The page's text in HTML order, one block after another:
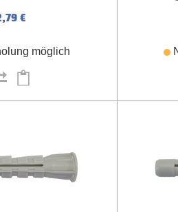
€
möglich